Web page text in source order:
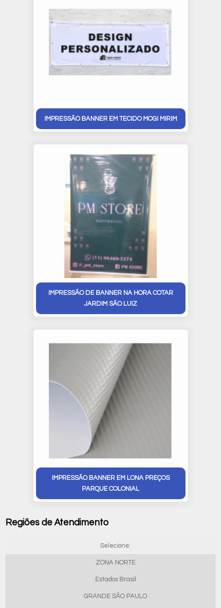
IMPRESSÃO BANNER EM TECIDO MOGI MIRIM
IMPRESSÃO DE BANNER NA HORA COTAR
JARDIM SÃO LUIZ
IMPRESSÃO BANNER EM LONA PREÇOS
PARQUE COLONIAL
Regiões de Atendimento
Selecione:
ZONA NORTE
Estados Brasil
GRANDE SÃO PAULO